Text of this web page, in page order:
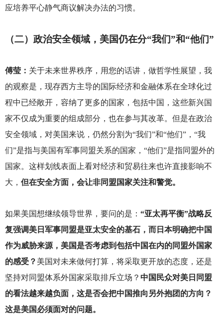
应培养平心静气商议解决办法的习惯。
（二）政治安全领域，美国仍在分“我们”和“他们”
傅莹： 关于未来世界秩序，用您的话讲，做哲学性展望，我
的观察是，现存西方主导的国际经济和金融体系在全球化过
程中已经敞开，容纳了更多的国家，包括中国，这些新兴国
家不仅成为重要的组成部分，也在参与其改革。但是在政治
安全领域，对美国来说，仍然分割为“我们”和“他们”，“我
们”是指与美国有军事同盟关系的国家，“他们”是指同盟外的
国家。这样划线表面上看对经济和贸易往来也许直接影响不
大， 但在安全方面，会让非同盟国家关注和警觉。
如果美国想继续领导世界，要问的是： “亚太再平衡”战略反
复强调美日军事同盟是亚太安全的基石，而日本明确把中国
作为威胁来源，美国是否考虑到包括中国在内的同盟外国家
的感受？ 美国对未来做何打算，将采取更开放的态度，还是
坚持对同盟体系外国家采取排斥立场？ 中国民众对美日同盟
的看法越来越负面，这是否会把中国推向另外抱团的方向？
这是美国必须面对的问题。